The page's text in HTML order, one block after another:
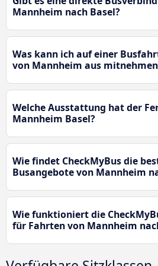
Mannheim nach Basel?
Was kann ich auf einer
von Mannheim aus
Welche Ausstattung hat der
Mannheim Basel?
Wie findet CheckMyBus die
Busangebote von Mannheim
Wie funktioniert die
für Fahrten von Mannheim